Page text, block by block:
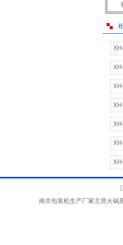
南京包装机生产厂家主营火锅